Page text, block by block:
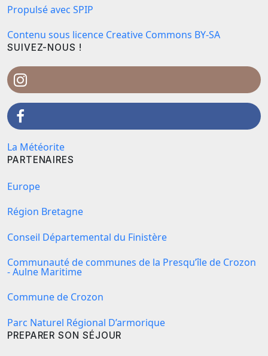
Propulsé avec SPIP
Contenu sous licence Creative Commons BY-SA
SUIVEZ-NOUS !
La Météorite
PARTENAIRES
Europe
Région Bretagne
Conseil Départemental du Finistère
Communauté de communes de la Presqu’île de Crozon
- Aulne Maritime
Commune de Crozon
Parc Naturel Régional D’armorique
PREPARER SON SÉJOUR